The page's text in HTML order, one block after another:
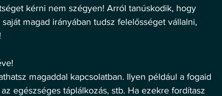
kérni nem szégyen! Arról tanúskodik, hogy
magad irányában tudsz felelősséget vállalni,
magaddal kapcsolatban. Ilyen például a fogaid
egészséges táplálkozás, stb. Ha ezekre fordítasz